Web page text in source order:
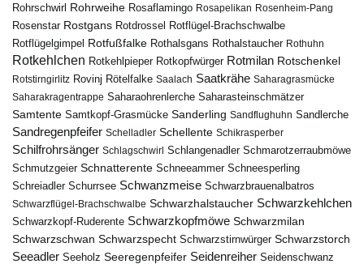
Rohrschwirl Rohrweihe Rosaflamingo Rosapelikan Rosenheim-Pang
Rosenstar Rostgans Rotdrossel
Rotflügel-Brachschwalbe
Rotflügelgimpel Rotfußfalke Rothalsgans Rothalstaucher Rothuhn
Rotkehlchen Rotkehlpieper Rotkopfwürger Rotmilan Rotschenkel
Rotstirngirlitz Rovinj Rötelfalke Saalach Saatkrähe Saharagrasmücke
Saharakragentrappe Saharaohrenlerche Saharasteinschmätzer
Samtente Samtkopf-Grasmücke Sanderling Sandflughuhn Sandlerche
Sandregenpfeifer Schelladler Schellente Schikrasperber
Schilfrohrsänger Schlagschwirl Schlangenadler Schmarotzerraubmöwe
Schmutzgeier Schnatterente Schneeammer Schneesperling
Schreiadler Schurrsee Schwanzmeise Schwarzbrauenalbatros
Schwarzflügel-Brachschwalbe Schwarzhalstaucher Schwarzkehlchen
Schwarzkopf-Ruderente Schwarzkopfmöwe Schwarzmilan
Schwarzschwan Schwarzspecht Schwarzstirnwürger Schwarzstorch
Seeadler Seeholz Seeregenpfeifer Seidenreiher Seidenschwanz